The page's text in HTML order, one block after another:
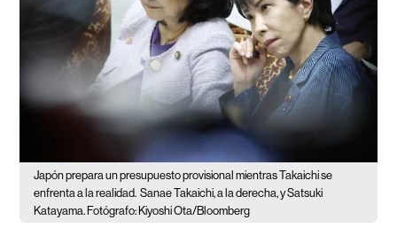
Japón prepara un presupuesto provisional mientras Takaichi se
enfrenta a la realidad. Sanae Takaichi, a la derecha, y Satsuki
Katayama. Fotógrafo: Kiyoshi Ota/Bloomberg